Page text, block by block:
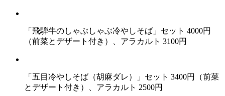
「飛騨牛のしゃぶしゃぶ冷やしそば」セット 4000円
（前菜とデザート付き）、アラカルト 3100円
「五目冷やしそば（胡麻ダレ）」セット 3400円（前菜
とデザート付き）、アラカルト 2500円